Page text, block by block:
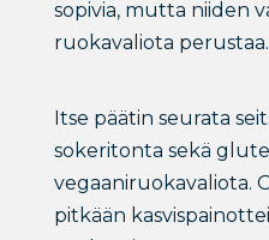
sopivia, mutta niiden
ruokavaliota perustaa.
Itse päätin seurata
sokeritonta sekä
vegaaniruokavaliota.
pitkään